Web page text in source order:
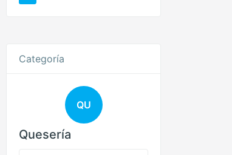
Categoría
QU
Quesería